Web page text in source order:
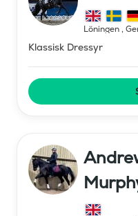
Löningen,
Klassisk Dressyr